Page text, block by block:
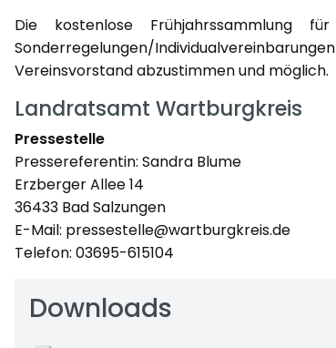
Die kostenlose Frühjahrssammlung
Sonderregelungen/
Vereinsvorstand abzustimmen und möglich.
Landratsamt Wartburgkreis
Pressestelle
Pressereferentin: Sandra Blume
Erzberger Allee 14
36433 Bad Salzungen
E-Mail: pressestelle@wartburgkreis.de
Telefon: 03695-615104
Downloads